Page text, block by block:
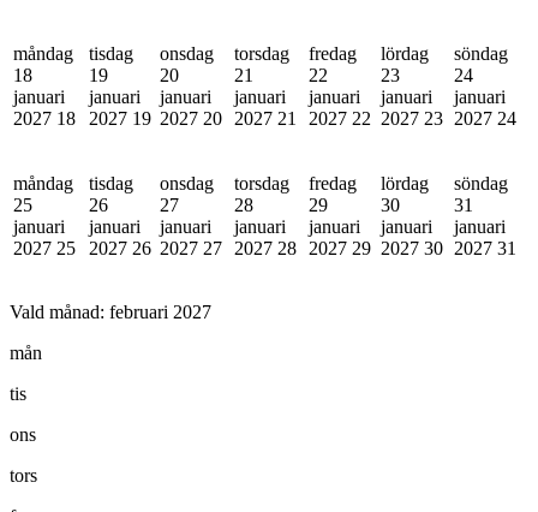
måndag
18
januari
2027 18
tisdag
19
januari
2027 19
onsdag
20
januari
2027 20
torsdag
21
januari
2027 21
fredag
22
januari
2027 22
lördag
23
januari
2027 23
söndag
24
januari
2027 24
måndag
25
januari
2027 25
tisdag
26
januari
2027 26
onsdag
27
januari
2027 27
torsdag
28
januari
2027 28
fredag
29
januari
2027 29
lördag
30
januari
2027 30
söndag
31
januari
2027 31
Vald månad: februari 2027
mån
tis
ons
tors